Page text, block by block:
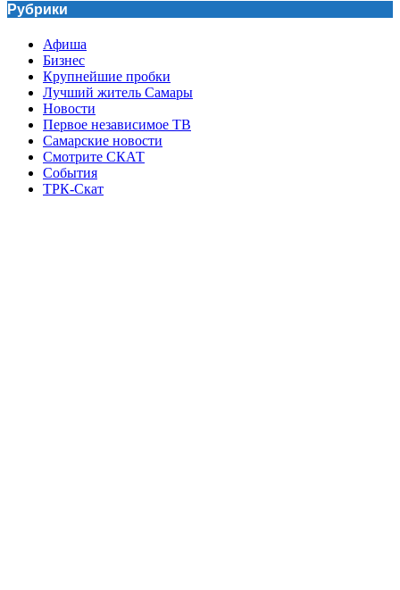
Рубрики
Афиша
Бизнес
Крупнейшие пробки
Лучший житель Самары
Новости
Первое независимое ТВ
Самарские новости
Смотрите СКАТ
События
ТРК-Скат